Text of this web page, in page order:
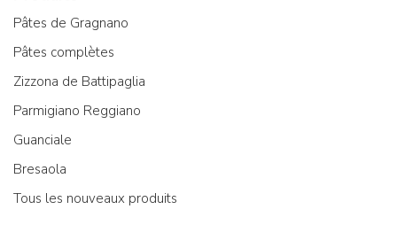
Pâtes de Gragnano
Pâtes complètes
Zizzona de Battipaglia
Parmigiano Reggiano
Guanciale
Bresaola
Tous les nouveaux produits